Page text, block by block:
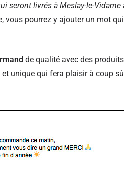
seront livrés à Meslay-le-Vidame
vous pourrez y ajouter un mot
de qualité avec des
et unique qui fera plaisir à coup